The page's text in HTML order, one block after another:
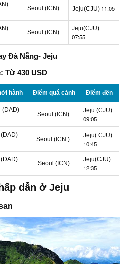
Seoul (ICN) Jeju(CJU) 11:05
Seoul (ICN)
Jeju(CJU)
07:55
Đà Nẵng- Jeju
Từ 430 USD
hành Điểm quá cảnh Điểm đến
(DAD)
Seoul (ICN)
Jeju (CJU)
09:05
Seoul (ICN )
Jeju( CJU)
10:45
Seoul (ICN)
Jeju(CJU)
12:35
dẫn ở Jeju